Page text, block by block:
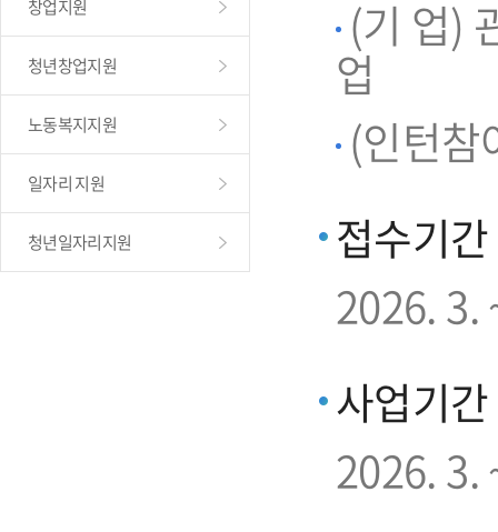
창업지원
청년창업지원
노동복지지원
일자리 지원
청년일자리지원
(기 업)
업
(인턴참
접수기간
2026. 3.
사업기간
2026. 3.